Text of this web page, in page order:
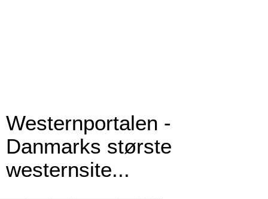
Westernportalen -
Danmarks største
westernsite...